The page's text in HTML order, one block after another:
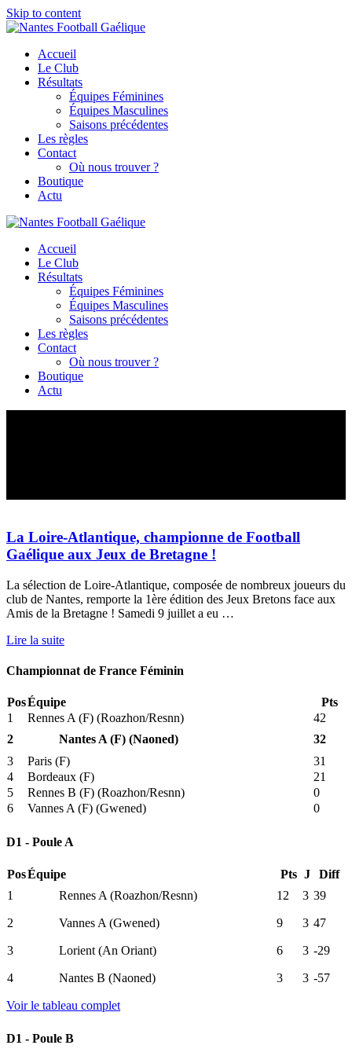
Skip to content
Accueil
Le Club
Résultats
Équipes Féminines
Équipes Masculines
Saisons précédentes
Les règles
Contact
Où nous trouver ?
Boutique
Actu
Accueil
Le Club
Résultats
Équipes Féminines
Équipes Masculines
Saisons précédentes
Les règles
Contact
Où nous trouver ?
Boutique
Actu
La Loire-Atlantique, championne de Football
Gaélique aux Jeux de Bretagne !
La sélection de Loire-Atlantique, composée de nombreux joueurs du
club de Nantes, remporte la 1ère édition des Jeux Bretons face aux
Amis de la Bretagne ! Samedi 9 juillet a eu …
Lire la suite
Championnat de France Féminin
PosÉquipe
Pts
1
Rennes A (F) (Roazhon/Resnn)
42
2
Nantes A (F) (Naoned)
32
3
Paris (F)
31
4
Bordeaux (F)
21
5
Rennes B (F) (Roazhon/Resnn)
0
6
Vannes A (F) (Gwened) 0
D1 - Poule A
PosÉquipe Pts J
Diff
1
Rennes A (Roazhon/Resnn) 12 3 39
2 Vannes A (Gwened) 9 3 47
3 Lorient (An Oriant) 6 3 -29
4 Nantes B (Naoned) 3 3 -57
Voir le tableau complet
D1 - Poule B